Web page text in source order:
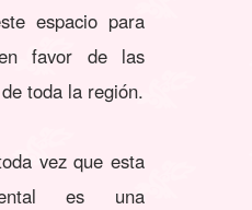
espacio para
favor de las
toda la región.
vez que esta
es una